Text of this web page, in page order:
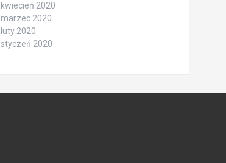
kwiecień 2020
marzec 2020
luty 2020
styczeń 2020